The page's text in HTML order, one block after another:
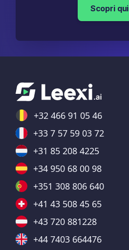
Scopri qui
+32 466 91 05 46
+33 7 57 59 03 72
+31 85 208 4225
+34 950 68 00 98
+351 308 806 640
+41 43 508 45 65
+43 720 881228
+44 7403 664476